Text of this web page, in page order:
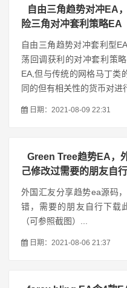
自由三角趋势对冲EA
险三角对冲套利策略EA
自由三角趋势对冲套利型
荡回调获利的对冲套利策
EA,但与传统的网格马丁类
同的但有相关性的货币对进
日期：2021-08-09 22:31
Green Tree趋势EA，
己修改过需要的朋友自
外国汇友分享趋势ea源码
错，需要的朋友自行下载
（可参照截图）...
日期：2021-08-06 21:37